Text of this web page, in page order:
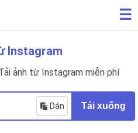
☰
Instagram
ảnh từ Instagram miễn phí
Dán Tải xuống